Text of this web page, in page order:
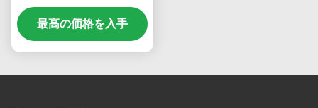
60Hz 電源
最高の価格を入手